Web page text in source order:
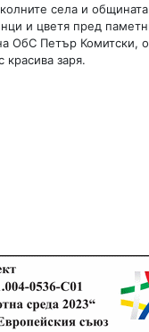
села и
и цветя пред
ОбС Петър Комитски,
заря.